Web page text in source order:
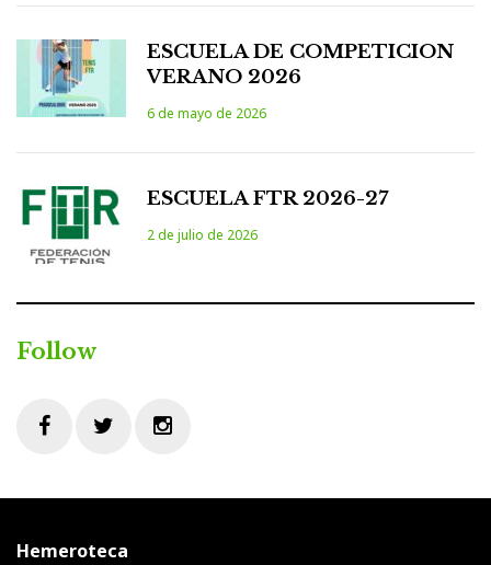
ESCUELA DE COMPETICION
VERANO 2026
6 de mayo de 2026
ESCUELA FTR 2026-27
2 de julio de 2026
Follow
Hemeroteca